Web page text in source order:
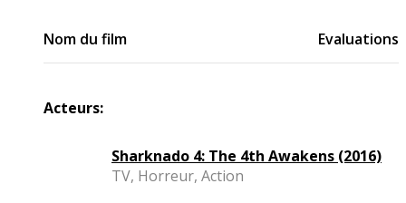
Nom du film Evaluations
Acteurs:
Sharknado 4: The 4th Awakens (2016)
TV, Horreur, Action